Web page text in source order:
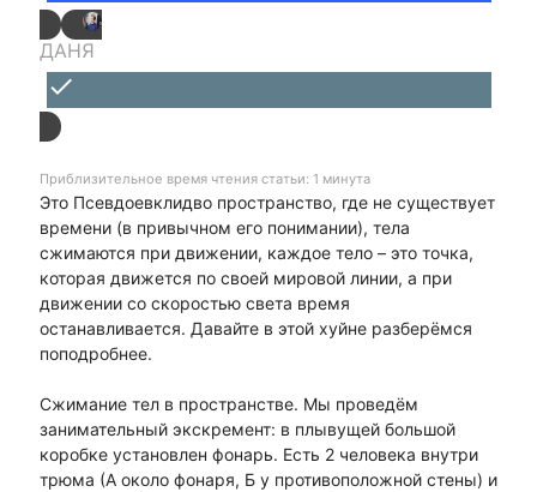
ДАНЯ
done
Приблизительное время чтения статьи: 1 минута
Это Псевдоевклидво пространство, где не существует
времени (в привычном его понимании), тела
сжимаются при движении, каждое тело – это точка,
которая движется по своей мировой линии, а при
движении со скоростью света время
останавливается. Давайте в этой хуйне разберёмся
поподробнее.
Сжимание тел в пространстве. Мы проведём
занимательный экскремент: в плывущей большой
коробке установлен фонарь. Есть 2 человека внутри
трюма (А около фонаря, Б у противоположной стены) и